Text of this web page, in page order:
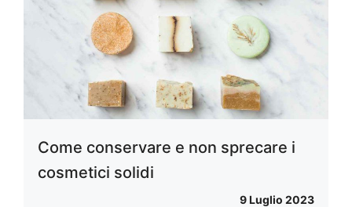
Come conservare e non sprecare i
cosmetici solidi
9 Luglio 2023